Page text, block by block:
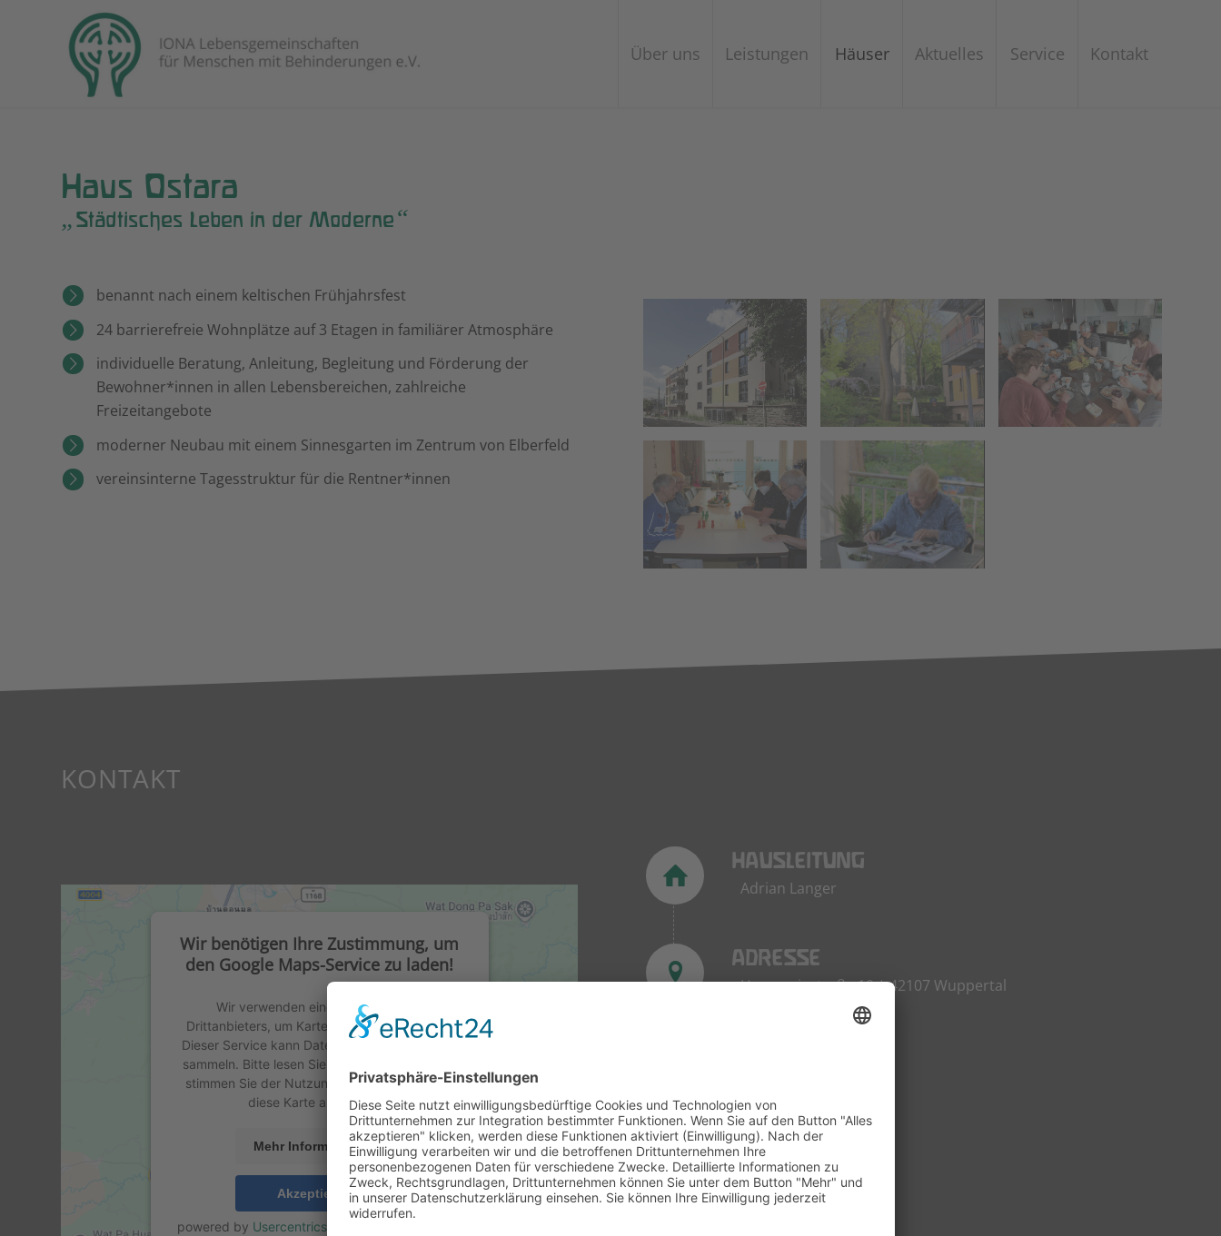
Über uns Leistungen Häuser Aktuelles Service Kontakt
Haus Ostara
„ Städtisches Leben in der Moderne “
benannt nach einem keltischen Frühjahrsfest
24 barrierefreie Wohnplätze auf 3 Etagen in familiärer Atmosphäre
individuelle Beratung, Anleitung, Begleitung und Förderung der
Bewohner*innen in allen Lebensbereichen, zahlreiche
Freizeitangebote
moderner Neubau mit einem Sinnesgarten im Zentrum von Elberfeld
vereinsinterne Tagesstruktur für die Rentner*innen
KONTAKT
Wir benötigen Ihre Zustimmung, um
den Google Maps-Service zu laden!
Wir verwenden einen Service eines
Drittanbieters, um Karteninhalte einzubetten.
Dieser Service kann Daten zu Ihren Aktivitäten
sammeln. Bitte lesen Sie die Details durch und
stimmen Sie der Nutzung des Service zu, um
diese Karte anzuzeigen.
Mehr Informationen
Akzeptieren
powered by Usercentrics Consent Management
HAUSLEITUNG
Adrian Langer
ADRESSE
Harmoniestraße 10 | 42107 Wuppertal
FAX
0202 – 76 91 49 621